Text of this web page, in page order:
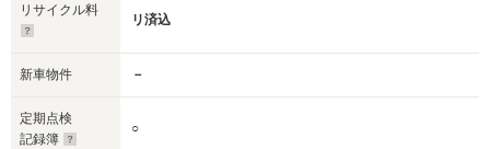
リサイクル料
リ済込
新車物件 －
定期点検
記録簿
○